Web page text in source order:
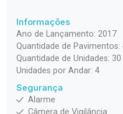
Informações
Ano de Lançamento: 2017
Quantidade de Pavimentos:
Quantidade de Unidades: 30
Unidades por Andar: 4
Segurança
Alarme